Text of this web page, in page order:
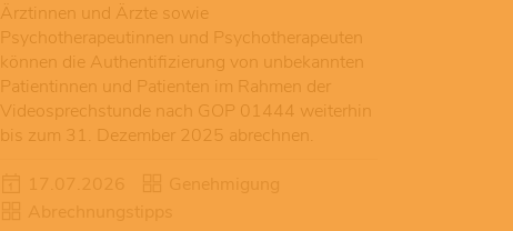
Ärztinnen und Ärzte sowie
Psychotherapeutinnen und Psychotherapeuten
können die Authentifizierung von unbekannten
Patientinnen und Patienten im Rahmen der
Videosprechstunde nach GOP 01444 weiterhin
bis zum 31. Dezember 2025 abrechnen.